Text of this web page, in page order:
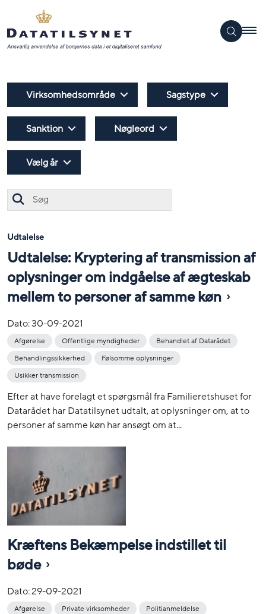
Virksomhedsområde Sagstype
Sanktion Nøgleord
Vælg år
Udtalelse
Udtalelse: Kryptering af transmission af
oplysninger om indgåelse af ægteskab
mellem to personer af samme køn
Dato:30-09-2021
Afgørelse Offentlige myndigheder
Behandlet af Datarådet
Behandlingssikkerhed
Følsomme oplysninger
Usikker transmission
Efter at have forelagt et spørgsmål fra Familieretshuset for
Datarådet har Datatilsynet udtalt, at oplysninger om, at to
personer af samme køn har ansøgt om at...
Kræftens Bekæmpelse indstillet til
bøde
Dato:29-09-2021
Afgørelse Private virksomheder
Politianmeldelse